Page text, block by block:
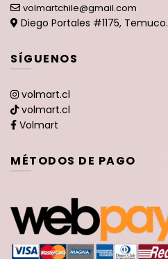
volmartchile@gmail.com
Diego Portales #1175, Temuco.
SÍGUENOS
volmart.cl
volmart.cl
Volmart
MÉTODOS DE PAGO